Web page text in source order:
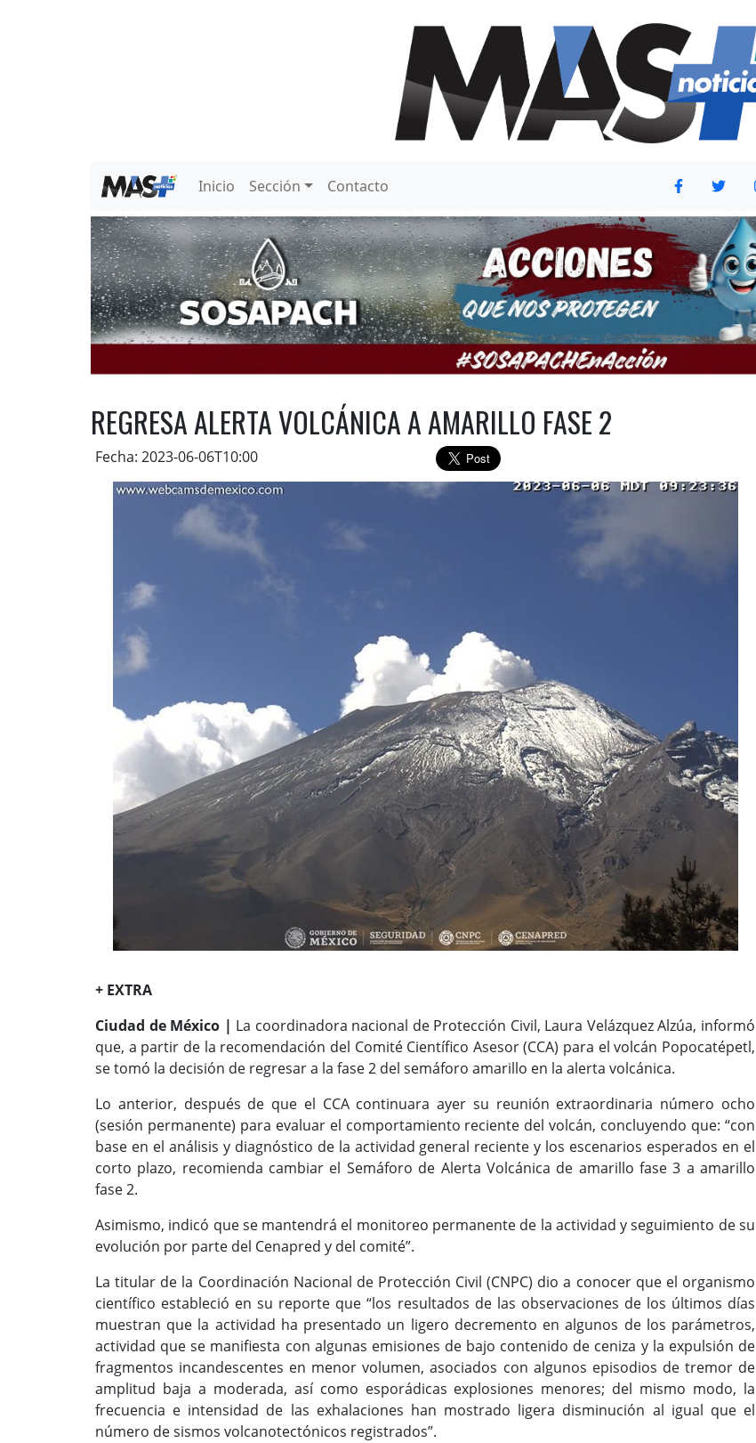
Inicio Sección Contacto
REGRESA ALERTA VOLCÁNICA A AMARILLO FASE 2
Fecha: 2023-06-06T10:00
+ EXTRA
Ciudad de México | La coordinadora nacional de Protección Civil, Laura Velázquez Alzúa, informó
que, a partir de la recomendación del Comité Científico Asesor (CCA) para el volcán Popocatépetl,
se tomó la decisión de regresar a la fase 2 del semáforo amarillo en la alerta volcánica.
Lo anterior, después de que el CCA continuara ayer su reunión extraordinaria número ocho
(sesión permanente) para evaluar el comportamiento reciente del volcán, concluyendo que: “con
base en el análisis y diagnóstico de la actividad general reciente y los escenarios esperados en el
corto plazo, recomienda cambiar el Semáforo de Alerta Volcánica de amarillo fase 3 a amarillo
fase 2.
Asimismo, indicó que se mantendrá el monitoreo permanente de la actividad y seguimiento de su
evolución por parte del Cenapred y del comité”.
La titular de la Coordinación Nacional de Protección Civil (CNPC) dio a conocer que el organismo
científico estableció en su reporte que “los resultados de las observaciones de los últimos días
muestran que la actividad ha presentado un ligero decremento en algunos de los parámetros,
actividad que se manifiesta con algunas emisiones de bajo contenido de ceniza y la expulsión de
fragmentos incandescentes en menor volumen, asociados con algunos episodios de tremor de
amplitud baja a moderada, así como esporádicas explosiones menores; del mismo modo, la
frecuencia e intensidad de las exhalaciones han mostrado ligera disminución al igual que el
número de sismos volcanotectónicos registrados”.